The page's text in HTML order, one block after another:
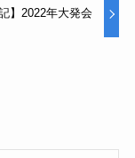
記】2022年大発会